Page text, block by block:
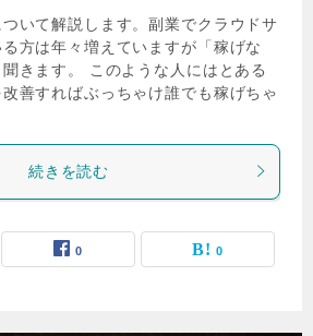
いて解説します。副業でクラウドサ
方は年々増えていますが「稼げな
きます。 このような人にはとある
善すればぶっちゃけ誰でも稼げちゃ
続きを読む
0 0